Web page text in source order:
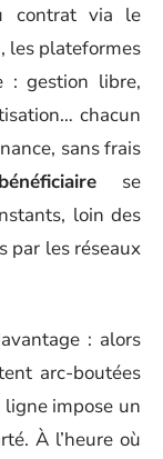
contrat via le
les plateformes
: gestion libre,
chacun
sans frais
se
loin des
par les réseaux
: alors
arc-boutées
ligne impose un
À l’heure où